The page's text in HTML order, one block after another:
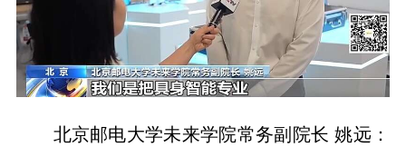
北京邮电大学未来学院常务副院长 姚远：